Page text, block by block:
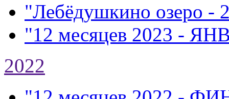
"Лебёдушкино озеро -
"12 месяцев 2023 -
2022